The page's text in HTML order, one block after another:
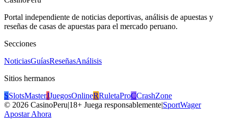
Portal independiente de noticias deportivas, análisis de apuestas y
reseñas de casas de apuestas para el mercado peruano.
Secciones
NoticiasGuíasReseñasAnálisis
Sitios hermanos
SSlotsMasterJJuegosOnlineRRuletaProCCrashZone
© 2026 CasinoPeru|18+ Juega responsablemente|SportWager
Apostar Ahora